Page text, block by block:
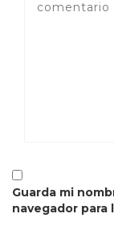
Guarda mi
navegador para